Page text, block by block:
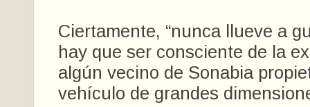
Ciertamente, “nunca llueve a
hay que ser consciente de la
algún vecino de Sonabia
vehículo de grandes